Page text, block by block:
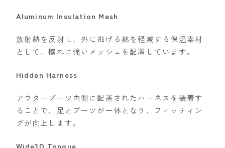
Aluminum Insulation Mesh
放射熱を反射し、外に逃げる熱を軽減する保温素材
として、擦れに強いメッシュを配置しています。
Hidden Harness
アウターブーツ内側に配置されたハーネスを装着す
ることで、足とブーツが一体となり、フィッティン
グが向上します。
Wide3D Tongue